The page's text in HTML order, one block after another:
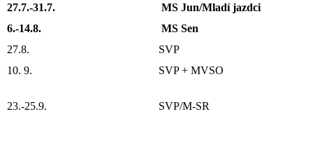
27.7.-31.7.
MS Jun/Mladí jazdci
6.-14.8.
MS Sen
27.8.
SVP
10. 9.
SVP + MVSO
23.-25.9. SVP/M-SR